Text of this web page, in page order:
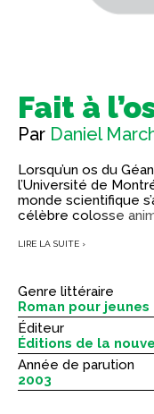
Fait à
Par Daniel
Lorsqu’un os du
l’Université de
monde scientifique
célèbre colosse
de Gabriel, de
aspirations
la dignité du Géant.
LIRE LA SUITE ›
Genre littéraire
Roman pour jeunes
Éditeur
Éditions de la
Année de parution
2003